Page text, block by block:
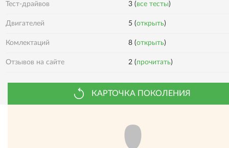
Тест-драйвов 3 (все тесты)
Двигателей 5 (открыть)
Комлектаций 8 (открыть)
Отзывов на сайте 2 (прочитать)
КАРТОЧКА ПОКОЛЕНИЯ